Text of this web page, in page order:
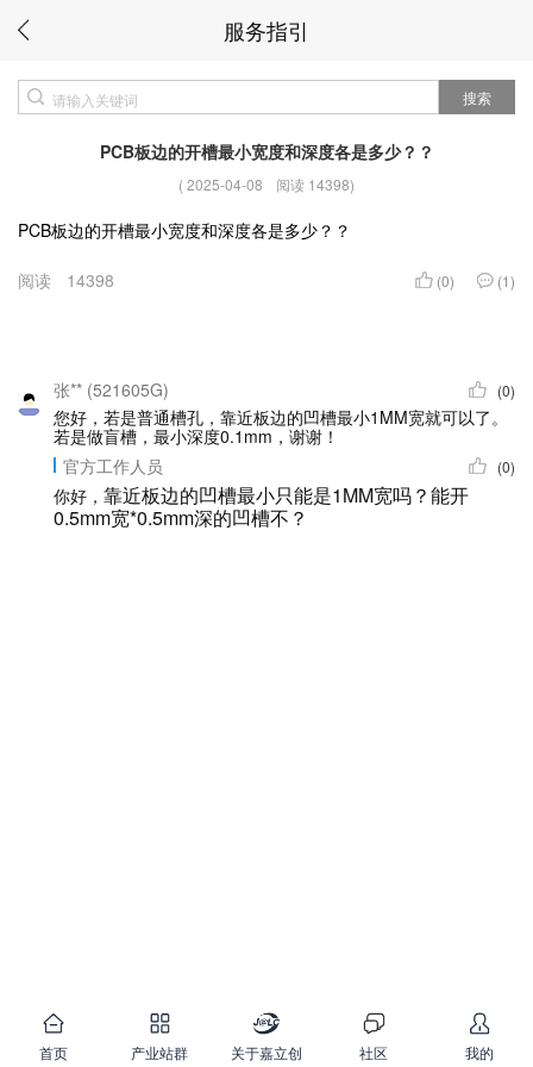
服务指引
搜索
PCB板边的开槽最小宽度和深度各是多少？？
(2025-04-08 阅读 14398)
PCB板边的开槽最小宽度和深度各是多少？？
阅读 14398 (0) (1)
张** (521605G) (0)
您好，若是普通槽孔，靠近板边的凹槽最小1MM宽就可以了。
若是做盲槽，最小深度0.1mm，谢谢！
官方工作人员
(0)
你好， 靠近板边的凹槽最小只能是1MM宽吗？能开
0.5mm宽*0.5mm深的凹槽不？
首页 产业站群 关于嘉立创 社区 我的